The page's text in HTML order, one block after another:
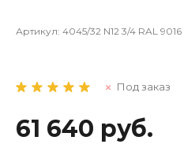
Артикул: 4045/32 N12 3/4 RAL 9016
Под заказ
61 640 руб.